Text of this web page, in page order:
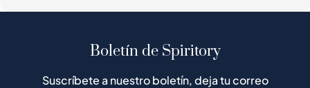
Boletín de Spiritory
Suscríbete a nuestro boletín, deja tu correo